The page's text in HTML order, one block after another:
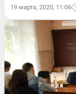
19 марта, 2020, 11:06